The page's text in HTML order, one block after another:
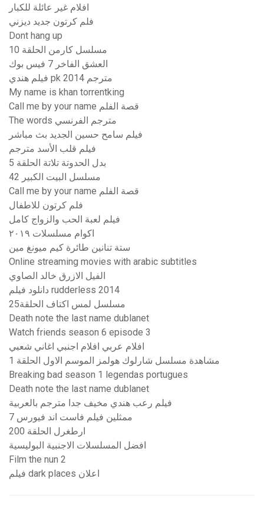
افلام غير عائلة للكبار
فلم كرتون جديد ديزني
Dont hang up
مسلسل كارمن الحلقة 10
العشق الفاخر 7 فيس بوك
فيلم هندي pk 2014 مترجم
My name is khan torrentking
Call me by your name قصة الفلم
The words مترجم الفرنسي
فيلم سامح حسين الجديد بث مباشر
فيلم قلب الأسد مترجم
بدل الحدوتة تلاتة الحلقة 5
مسلسل البيت الكبير 42
Call me by your name قصة الفلم
فلم كرتون للاطفال
فيلم لعبة الحب والزواج كامل
اكوام مسلسلات ٢٠١٩
ستة تنانين طائرة كيم ميونغ مين
Online streaming movies with arabic subtitles
الفيل الازرق خالد الصاوي
دانلود فیلم rudderless 2014
مسلسل لمس اكتاف الحلقة25
Death note the last name dublanet
Watch friends season 6 episode 3
افلام عربي افلام اجنبي اغاني شعبي
مشاهدة مسلسل شارلوك هولمز الموسم الاول الحلقة 1
Breaking bad season 1 legendas portugues
Death note the last name dublanet
فيلم رعب هندي مخيف جدا مترجم بالعربية
ممثلين فيلم فاست اند فيورس 7
ارطغرل الحلقة 200
افضل المسلسلات الاجنبية البوليسية
Film the nun 2
فيلم dark places اعلان